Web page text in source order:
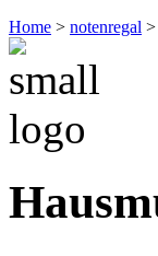
Home > notenregal >